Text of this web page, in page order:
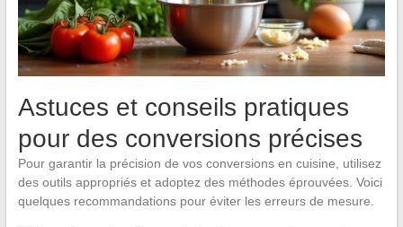
Astuces et conseils pratiques
pour des conversions précises
Pour garantir la précision de vos conversions en cuisine, utilisez
des outils appropriés et adoptez des méthodes éprouvées. Voici
quelques recommandations pour éviter les erreurs de mesure.